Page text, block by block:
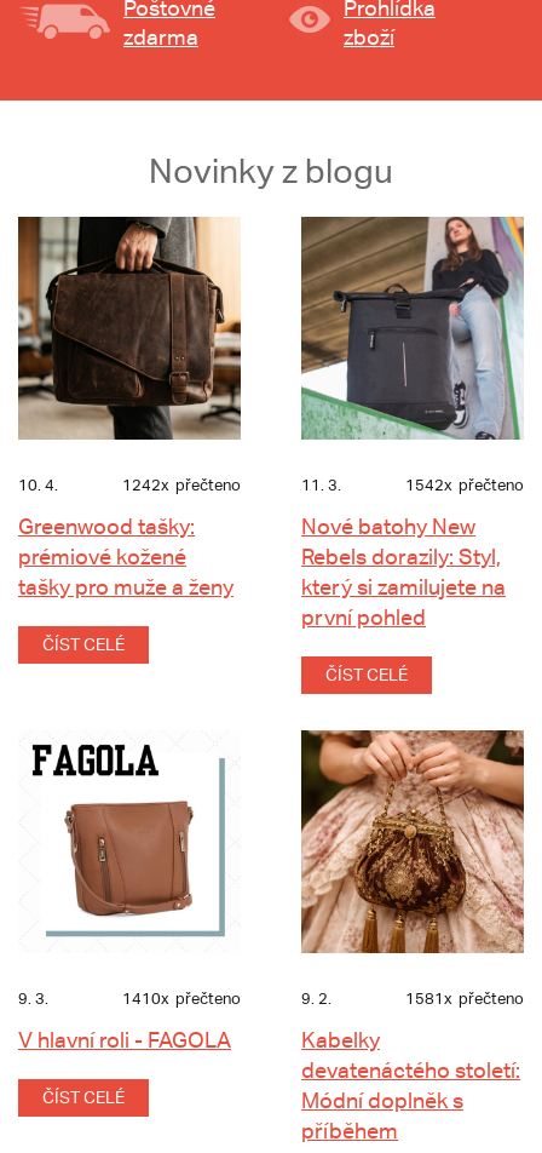
Poštovné
zdarma
Prohlídka
zboží
Novinky z blogu
10. 4. 1242x přečteno
Greenwood tašky:
prémiové kožené
tašky pro muže a ženy
ČÍST CELÉ
11. 3. 1542x přečteno
Nové batohy New
Rebels dorazily: Styl,
který si zamilujete na
první pohled
ČÍST CELÉ
9. 3. 1410x přečteno
V hlavní roli - FAGOLA
ČÍST CELÉ
9. 2. 1581x přečteno
Kabelky
devatenáctého století:
Módní doplněk s
příběhem